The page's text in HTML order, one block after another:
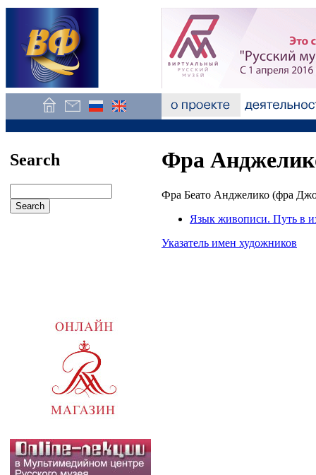
Search Фра
Фра Беато Анджелико (фра
Язык живописи. Путь в
Указатель имен художников